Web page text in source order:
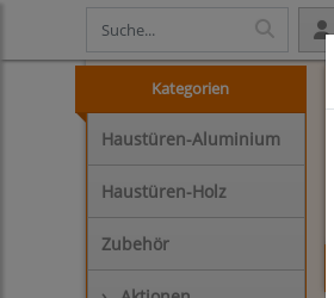
Kategorien
Haustüren-Aluminium
Haustüren-Holz
Zubehör